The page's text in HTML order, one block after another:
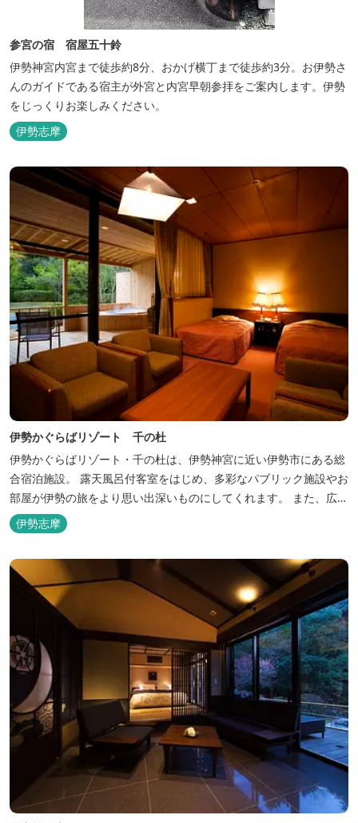
参宮の宿 宿屋五十鈴
伊勢神宮内宮まで徒歩約8分、おかげ横丁まで徒歩約3分。お伊勢さ
んのガイドである宿主が外宮と内宮早朝参拝をご案内します。伊勢
をじっくりお楽しみください。
伊勢志摩
伊勢かぐらばリゾート 千の杜
伊勢かぐらばリゾート・千の杜は、伊勢神宮に近い伊勢市にある総
合宿泊施設。 露天風呂付客室をはじめ、多彩なパブリック施設やお
部屋が伊勢の旅をより思い出深いものにしてくれます。 また、広大
な敷地内にはテニスコート、野球場を始めとしたスポーツ施設や、
ウォータースライダーを有する流水プール、お子様が楽しめる児童
がら、充実した伊勢の一日を...
伊勢志摩